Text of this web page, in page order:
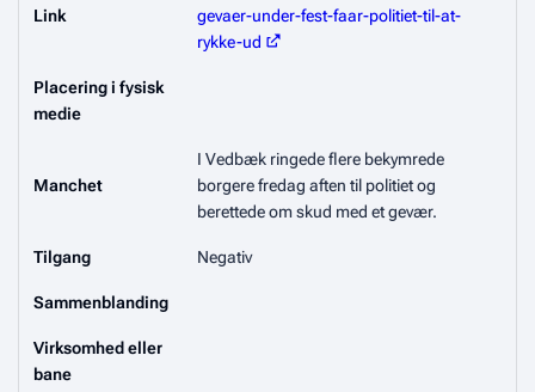
Link
gevaer-under-fest-faar-politiet-til-at-
rykke-ud
Placering i fysisk
medie
Manchet
I Vedbæk ringede flere bekymrede
borgere fredag aften til politiet og
berettede om skud med et gevær.
Tilgang Negativ
Sammenblanding
Virksomhed eller
bane